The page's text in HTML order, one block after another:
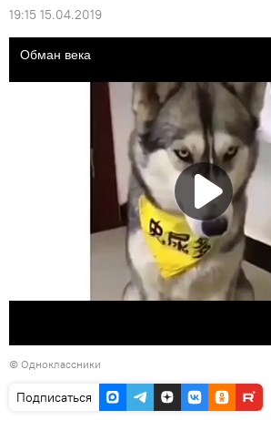
19:15 15.04.2019
© Одноклассники
Подписаться